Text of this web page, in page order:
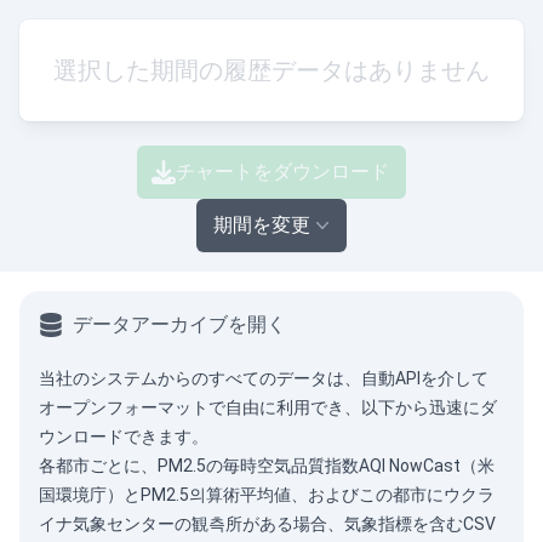
選択した期間の履歴データはありません
チャートをダウンロード
期間を変更
データアーカイブを開く
当社のシステムからのすべてのデータは、 自動API を介して
オープンフォーマットで自由に利用でき、以下から迅速にダ
ウンロードできます。
各都市ごとに、PM2.5の毎時空気品質指数AQI NowCast（米
国環境庁）とPM2.5의算術平均値、およびこの都市にウクラ
イナ気象センターの観측所がある場合、気象指標を含むCSV